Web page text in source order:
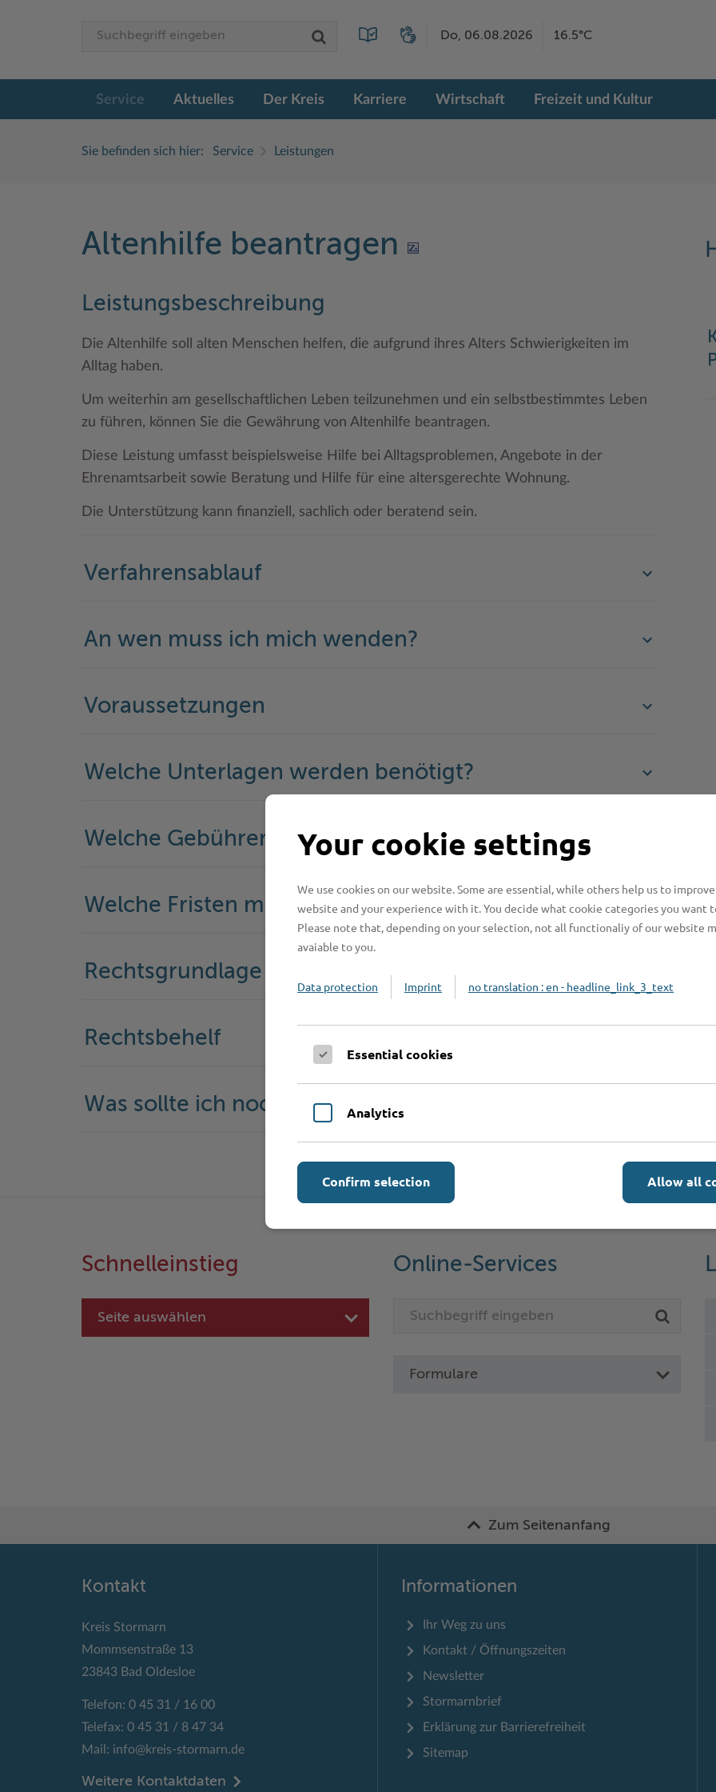
Do, 06.08.2026 16.5°C
Service Aktuelles Der Kreis Karriere Wirtschaft Freizeit und Kultur
Sie befinden sich hier: Service Leistungen
Altenhilfe beantragen
Leistungsbeschreibung
Die Altenhilfe soll alten Menschen helfen, die aufgrund ihres Alters Schwierigkeiten im
Alltag haben.
Um weiterhin am gesellschaftlichen Leben teilzunehmen und ein selbstbestimmtes Leben
zu führen, können Sie die Gewährung von Altenhilfe beantragen.
Diese Leistung umfasst beispielsweise Hilfe bei Alltagsproblemen, Angebote in der
Ehrenamtsarbeit sowie Beratung und Hilfe für eine altersgerechte Wohnung.
Die Unterstützung kann finanziell, sachlich oder beratend sein.
Verfahrensablauf
An wen muss ich mich wenden?
Voraussetzungen
Welche Unterlagen werden benötigt?
Welche Gebühren fallen an?
Welche Fristen muss ich beachten?
Rechtsgrundlage
Rechtsbehelf
Was sollte ich noch wissen?
Schnelleinstieg
Seite auswählen
Online-Services
Formulare
Zum Seitenanfang
Kontakt
Kreis Stormarn
Mommsenstraße 13
23843 Bad Oldesloe
Telefon: 0 45 31 / 16 00
Telefax: 0 45 31 / 8 47 34
Mail: info@kreis-stormarn.de
Weitere Kontaktdaten
Informationen
Ihr Weg zu uns
Kontakt / Öffnungszeiten
Newsletter
Stormarnbrief
Erklärung zur Barrierefreiheit
Sitemap
Your cookie settings
We use cookies on our website. Some are essential, while others help us to
website and your experience with it. You decide what cookie categories you want
Please note that, depending on your selection, not all functionaliy of our website
avaiable to you.
Data protection Imprint no translation : en - headline_link_3_text
Essential cookies
Analytics
Allow all
Confirm selection